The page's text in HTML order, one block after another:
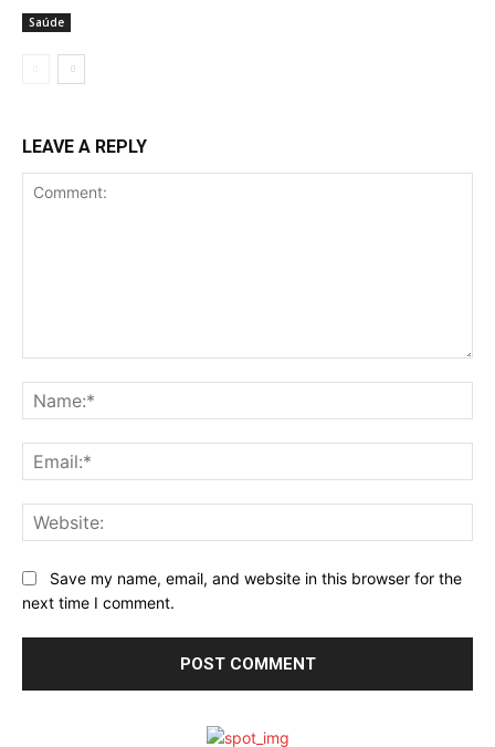
Saúde
LEAVE A REPLY
Save my name, email, and website in this browser for the
next time I comment.